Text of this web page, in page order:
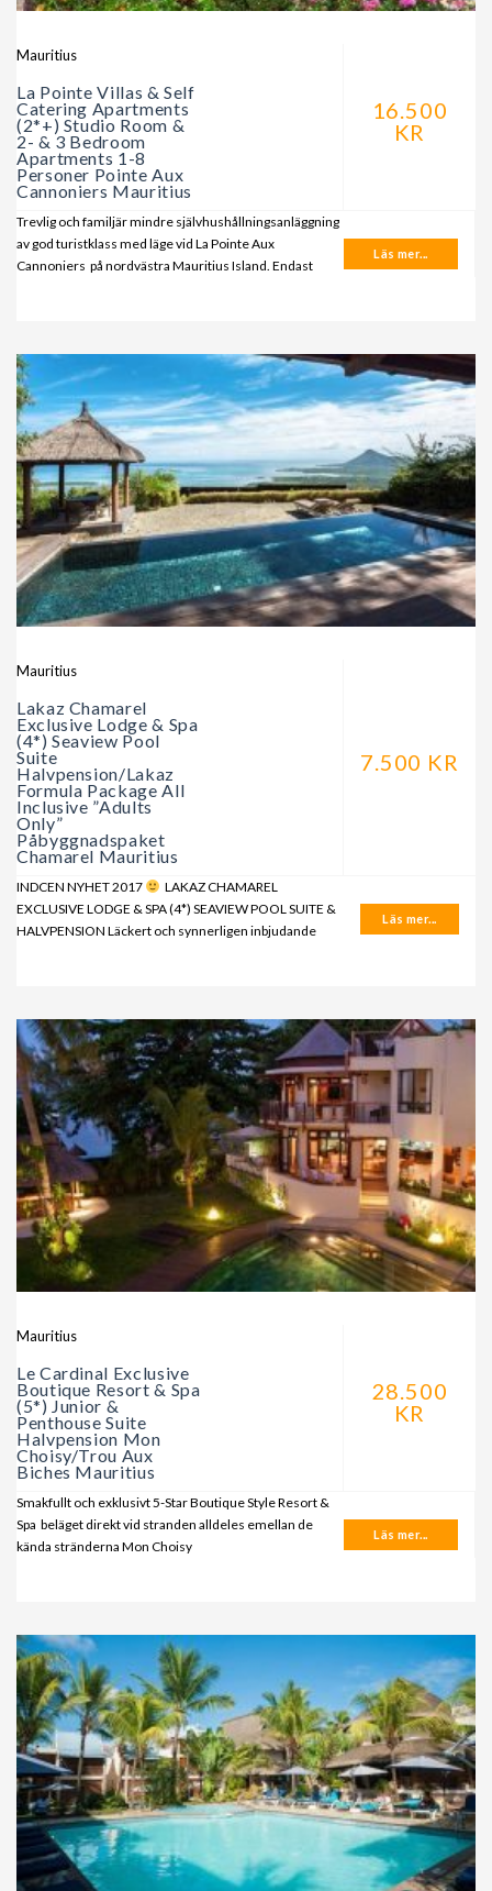
Mauritius
La Pointe Villas & Self
Catering Apartments
(2*+) Studio Room &
2- & 3 Bedroom
Apartments 1-8
Personer Pointe Aux
Cannoniers Mauritius
16.500
KR
Trevlig och familjär mindre självhushållningsanläggning
av god turistklass med läge vid La Pointe Aux
Cannoniers på nordvästra Mauritius Island. Endast
Läs mer...
Mauritius
Lakaz Chamarel
Exclusive Lodge & Spa
(4*) Seaview Pool
Suite
Halvpension/Lakaz
Formula Package All
Inclusive ”Adults
Only”
Påbyggnadspaket
Chamarel Mauritius
7.500 KR
INDCEN NYHET 2017
LAKAZ CHAMAREL
EXCLUSIVE LODGE & SPA (4*) SEAVIEW POOL SUITE &
HALVPENSION Läckert och synnerligen inbjudande
Läs mer...
Mauritius
Le Cardinal Exclusive
Boutique Resort & Spa
(5*) Junior &
Penthouse Suite
Halvpension Mon
Choisy/Trou Aux
Biches Mauritius
28.500
KR
Smakfullt och exklusivt 5-Star Boutique Style Resort &
Spa beläget direkt vid stranden alldeles emellan de
kända stränderna Mon Choisy
Läs mer...